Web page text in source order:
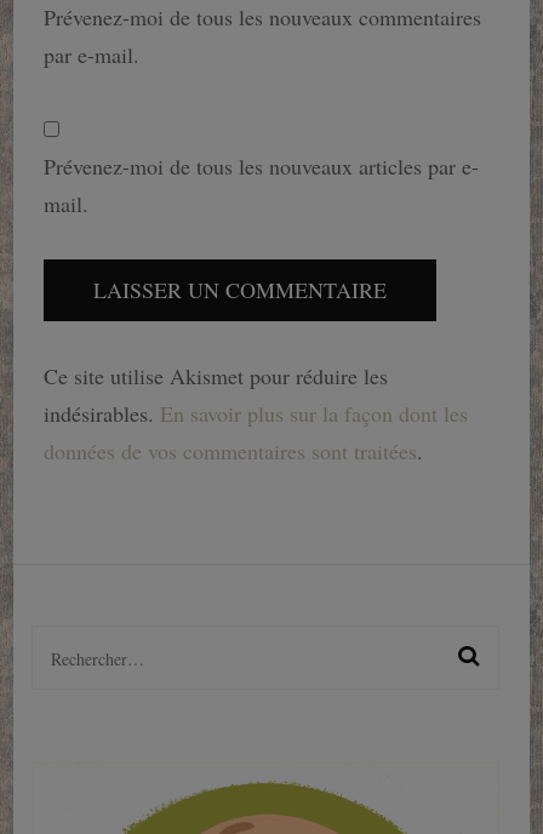
Prévenez-moi de tous les nouveaux commentaires
par e-mail.
Prévenez-moi de tous les nouveaux articles par e-
mail.
Ce site utilise Akismet pour réduire les
indésirables. En savoir plus sur la façon dont les
données de vos commentaires sont traitées.
Rechercher :